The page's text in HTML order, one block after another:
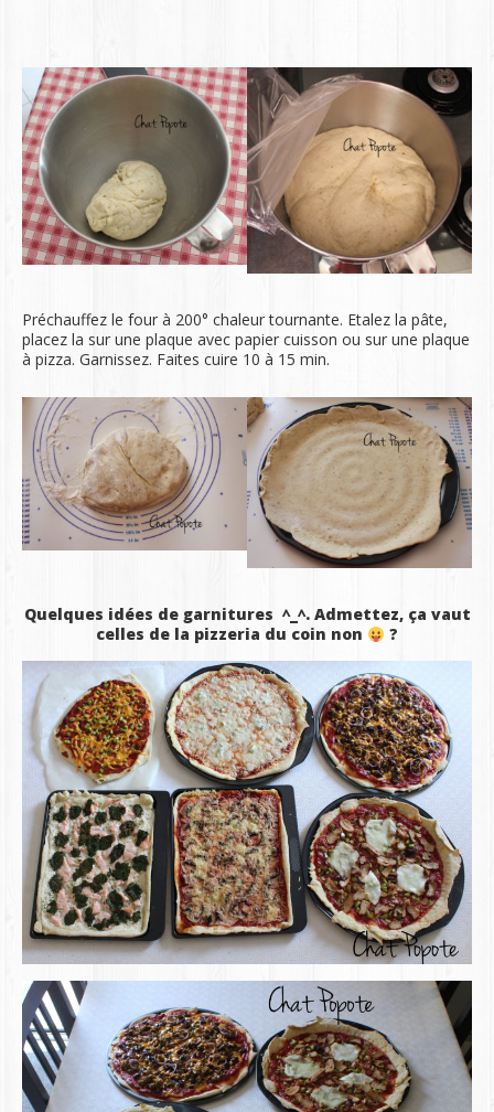
Préchauffez le four à 200° chaleur tournante. Etalez la pâte,
placez la sur une plaque avec papier cuisson ou sur une plaque
à pizza. Garnissez. Faites cuire 10 à 15 min.
Quelques idées de garnitures ^_^. Admettez, ça vaut
celles de la pizzeria du coin non
?